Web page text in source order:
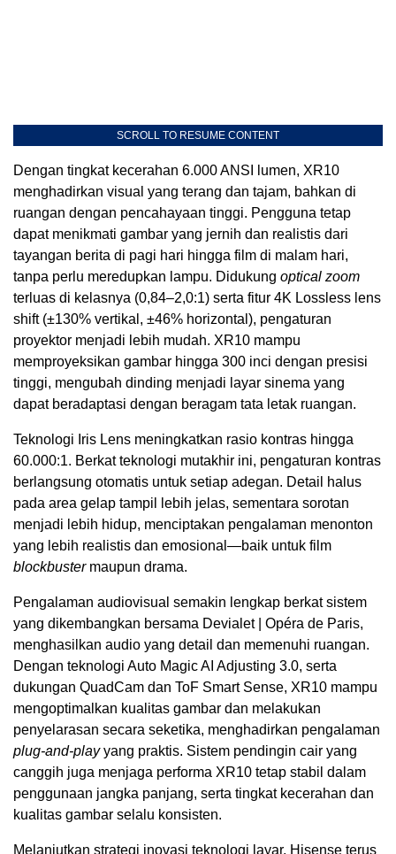
SCROLL TO RESUME CONTENT
Dengan tingkat kecerahan 6.000 ANSI lumen, XR10
menghadirkan visual yang terang dan tajam, bahkan di
ruangan dengan pencahayaan tinggi. Pengguna tetap
dapat menikmati gambar yang jernih dan realistis dari
tayangan berita di pagi hari hingga film di malam hari,
tanpa perlu meredupkan lampu. Didukung optical zoom
terluas di kelasnya (0,84–2,0:1) serta fitur 4K Lossless lens
shift (±130% vertikal, ±46% horizontal), pengaturan
proyektor menjadi lebih mudah. XR10 mampu
memproyeksikan gambar hingga 300 inci dengan presisi
tinggi, mengubah dinding menjadi layar sinema yang
dapat beradaptasi dengan beragam tata letak ruangan.
Teknologi Iris Lens meningkatkan rasio kontras hingga
60.000:1. Berkat teknologi mutakhir ini, pengaturan kontras
berlangsung otomatis untuk setiap adegan. Detail halus
pada area gelap tampil lebih jelas, sementara sorotan
menjadi lebih hidup, menciptakan pengalaman menonton
yang lebih realistis dan emosional—baik untuk film
blockbustermaupun drama.
Pengalaman audiovisual semakin lengkap berkat sistem
yang dikembangkan bersama Devialet | Opéra de Paris,
menghasilkan audio yang detail dan memenuhi ruangan.
Dengan teknologi Auto Magic AI Adjusting 3.0, serta
dukungan QuadCam dan ToF Smart Sense, XR10 mampu
mengoptimalkan kualitas gambar dan melakukan
penyelarasan secara seketika, menghadirkan pengalaman
plug-and-playyang praktis. Sistem pendingin cair yang
canggih juga menjaga performa XR10 tetap stabil dalam
penggunaan jangka panjang, serta tingkat kecerahan dan
kualitas gambar selalu konsisten.
Melanjutkan strategi inovasi teknologi layar, Hisense terus